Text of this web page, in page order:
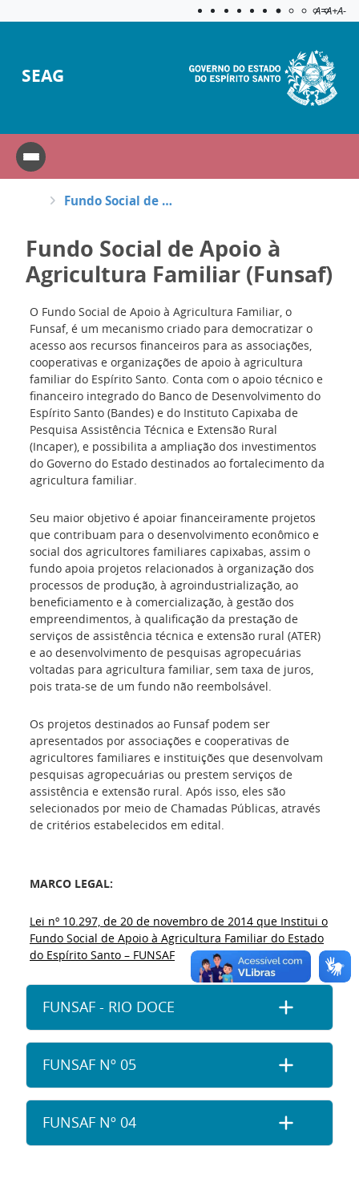
Aplicar
A=A+A-
SEAG
Fundo Social de Apoio à Agricultura Familiar (Funsaf)
Fundo Social de Apoio à
Agricultura Familiar (Funsaf)
O Fundo Social de Apoio à Agricultura Familiar, o
Funsaf, é um mecanismo criado para democratizar o
acesso aos recursos financeiros para as associações,
cooperativas e organizações de apoio à agricultura
familiar do Espírito Santo. Conta com o apoio técnico e
financeiro integrado do Banco de Desenvolvimento do
Espírito Santo (Bandes) e do Instituto Capixaba de
Pesquisa Assistência Técnica e Extensão Rural
(Incaper), e possibilita a ampliação dos investimentos
do Governo do Estado destinados ao fortalecimento da
agricultura familiar.
Seu maior objetivo é apoiar financeiramente projetos
que contribuam para o desenvolvimento econômico e
social dos agricultores familiares capixabas, assim o
fundo apoia projetos relacionados à organização dos
processos de produção, à agroindustrialização, ao
beneficiamento e à comercialização, à gestão dos
empreendimentos, à qualificação da prestação de
serviços de assistência técnica e extensão rural (ATER)
e ao desenvolvimento de pesquisas agropecuárias
voltadas para agricultura familiar, sem taxa de juros,
pois trata-se de um fundo não reembolsável.
Os projetos destinados ao Funsaf podem ser
apresentados por associações e cooperativas de
agricultores familiares e instituições que desenvolvam
pesquisas agropecuárias ou prestem serviços de
assistência e extensão rural. Após isso, eles são
selecionados por meio de Chamadas Públicas, através
de critérios estabelecidos em edital.
MARCO LEGAL:
Lei nº 10.297, de 20 de novembro de 2014 que Institui o
Fundo Social de Apoio à Agricultura Familiar do Estado
do Espírito Santo – FUNSAF
FUNSAF - RIO DOCE
FUNSAF Nº 05
FUNSAF Nº 04